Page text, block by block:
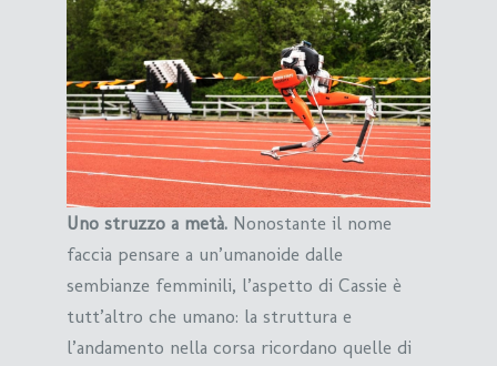
Uno struzzo a metà. Nonostante il nome
faccia pensare a un’umanoide dalle
sembianze femminili, l’aspetto di Cassie è
tutt’altro che umano: la struttura e
l’andamento nella corsa ricordano quelle di